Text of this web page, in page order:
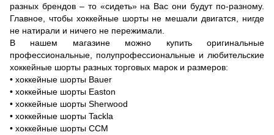
разных брендов – то «сидеть» на Вас они будут по-разному.
Главное, чтобы хоккейные шорты не мешали двигатся, нигде
не натирали и ничего не пережимали.
В нашем магазине можно купить оригинальные
профессиональные, полупрофессиональные и любительские
хоккейные шорты разных торговых марок и размеров:
• хоккейные шорты Bauer
• хоккейные шорты Easton
• хоккейные шорты Sherwood
• хоккейные шорты Tackla
• хоккейные шорты CCM